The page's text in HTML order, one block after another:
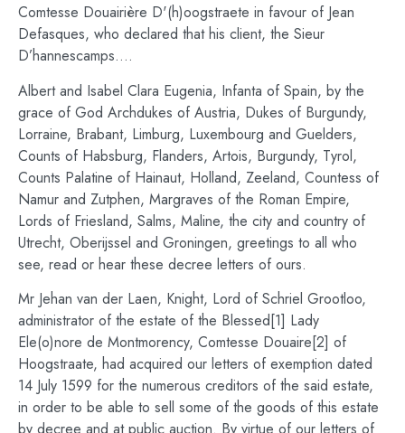
Comtesse Douairière D'(h)oogstraete in favour of Jean
Defasques, who declared that his client, the Sieur
D’hannescamps….
Albert and Isabel Clara Eugenia, Infanta of Spain, by the
grace of God Archdukes of Austria, Dukes of Burgundy,
Lorraine, Brabant, Limburg, Luxembourg and Guelders,
Counts of Habsburg, Flanders, Artois, Burgundy, Tyrol,
Counts Palatine of Hainaut, Holland, Zeeland, Countess of
Namur and Zutphen, Margraves of the Roman Empire,
Lords of Friesland, Salms, Maline, the city and country of
Utrecht, Oberijssel and Groningen, greetings to all who
see, read or hear these decree letters of ours.
Mr Jehan van der Laen, Knight, Lord of Schriel Grootloo,
administrator of the estate of the Blessed[1] Lady
Ele(o)nore de Montmorency, Comtesse Douaire[2] of
Hoogstraate, had acquired our letters of exemption dated
14 July 1599 for the numerous creditors of the said estate,
in order to be able to sell some of the goods of this estate
by decree and at public auction. By virtue of our letters of